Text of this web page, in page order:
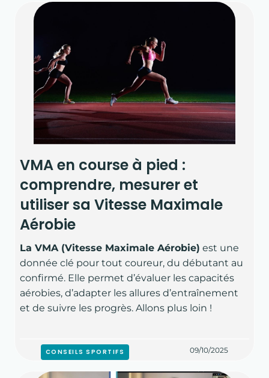
ACCUEIL
VMA en course à pied :
comprendre, mesurer et
utiliser sa Vitesse Maximale
Aérobie
La VMA (Vitesse Maximale Aérobie) est une
donnée clé pour tout coureur, du débutant au
confirmé. Elle permet d’évaluer les capacités
aérobies, d’adapter les allures d’entraînement
et de suivre les progrès. Allons plus loin !
CONSEILS SPORTIFS 09/10/2025